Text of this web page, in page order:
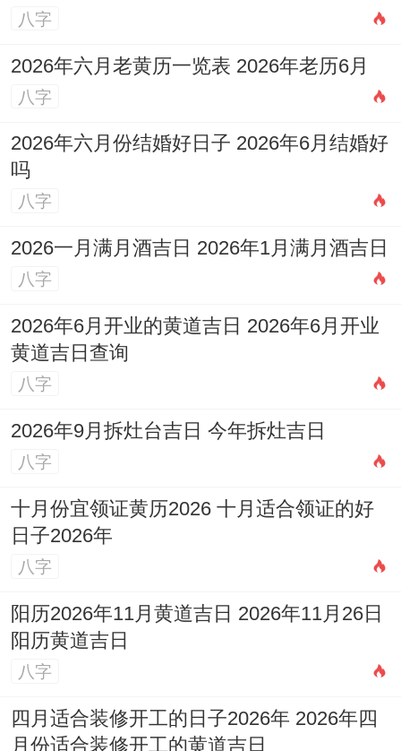
八字
2026年六月老黄历一览表 2026年老历6月
八字
2026年六月份结婚好日子 2026年6月结婚好
吗
八字
2026一月满月酒吉日 2026年1月满月酒吉日
八字
2026年6月开业的黄道吉日 2026年6月开业
黄道吉日查询
八字
2026年9月拆灶台吉日 今年拆灶吉日
八字
十月份宜领证黄历2026 十月适合领证的好
日子2026年
八字
阳历2026年11月黄道吉日 2026年11月26日
阳历黄道吉日
八字
四月适合装修开工的日子2026年 2026年四
月份适合装修开工的黄道吉日